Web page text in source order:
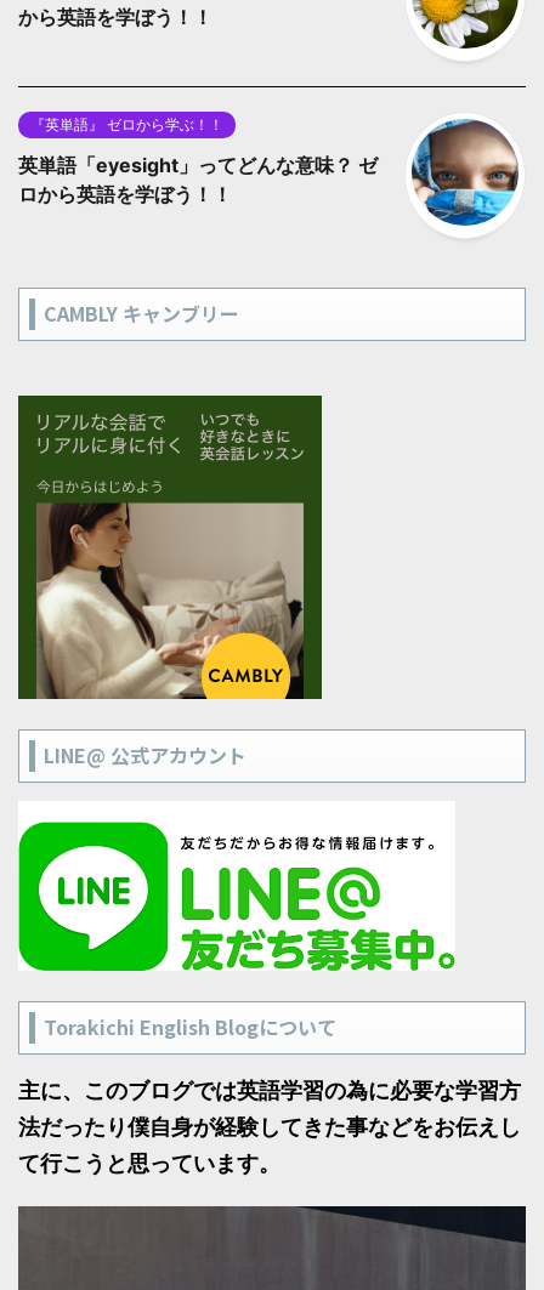
から英語を学ぼう！！
『英単語』 ゼロから学ぶ！！
英単語「eyesight」ってどんな意味？ ゼ
ロから英語を学ぼう！！
CAMBLY キャンブリー
LINE@ 公式アカウント
Torakichi English Blogについて
主に、このブログでは英語学習の為に必要な学習方
法だったり僕自身が経験してきた事などをお伝えし
て行こうと思っています。